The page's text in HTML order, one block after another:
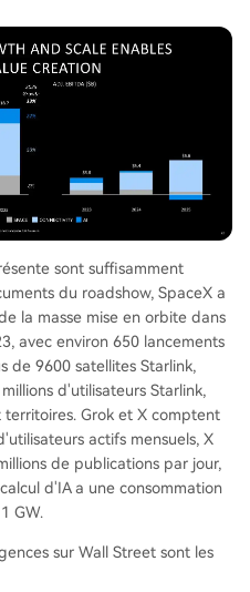
sont suffisamment
du roadshow, SpaceX a
la masse mise en orbite dans
avec environ 650 lancements
de 9600 satellites Starlink,
d'utilisateurs Starlink,
Grok et X comptent
actifs mensuels, X
de publications par jour,
d'IA a une consommation
GW.
sur Wall Street sont les